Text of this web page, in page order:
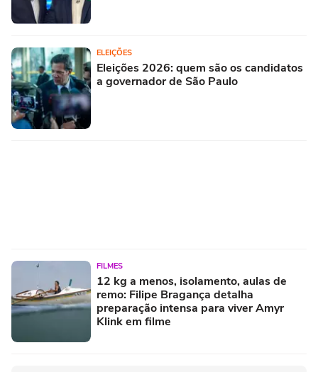
ELEIÇÕES
Eleições 2026: quem são os candidatos
a governador de São Paulo
FILMES
12 kg a menos, isolamento, aulas de
remo: Filipe Bragança detalha
preparação intensa para viver Amyr
Klink em filme